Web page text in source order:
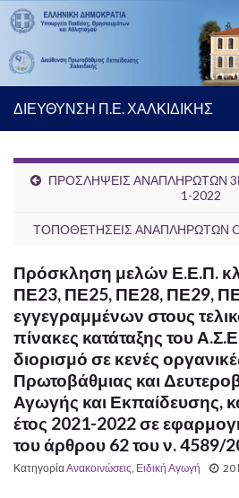
ΔΙΕΥΘΥΝΣΗ Π.Ε. ΧΑΛΚΙΔΙΚΗΣ
ΠΡΟΣΛΗΨΕΙΣ ΑΝΑΠΛΗΡΩΤΩΝ
1-2022
ΤΟΠΟΘΕΤΗΣΕΙΣ ΑΝΑΠΛΗΡΩΤΩΝ
Πρόσκληση μελών Ε.Ε.Π.
ΠΕ23, ΠΕ25, ΠΕ28, ΠΕ29,
εγγεγραμμένων στους
πίνακες κατάταξης του
διορισμό σε κενές
Πρωτοβάθμιας και
Αγωγής και Εκπαίδευσης,
έτος 2021-2022 σε
του άρθρου 62 του ν. 4589/
ΚατηγορίαΑνακοινώσεις Ειδική Αγωγή 20